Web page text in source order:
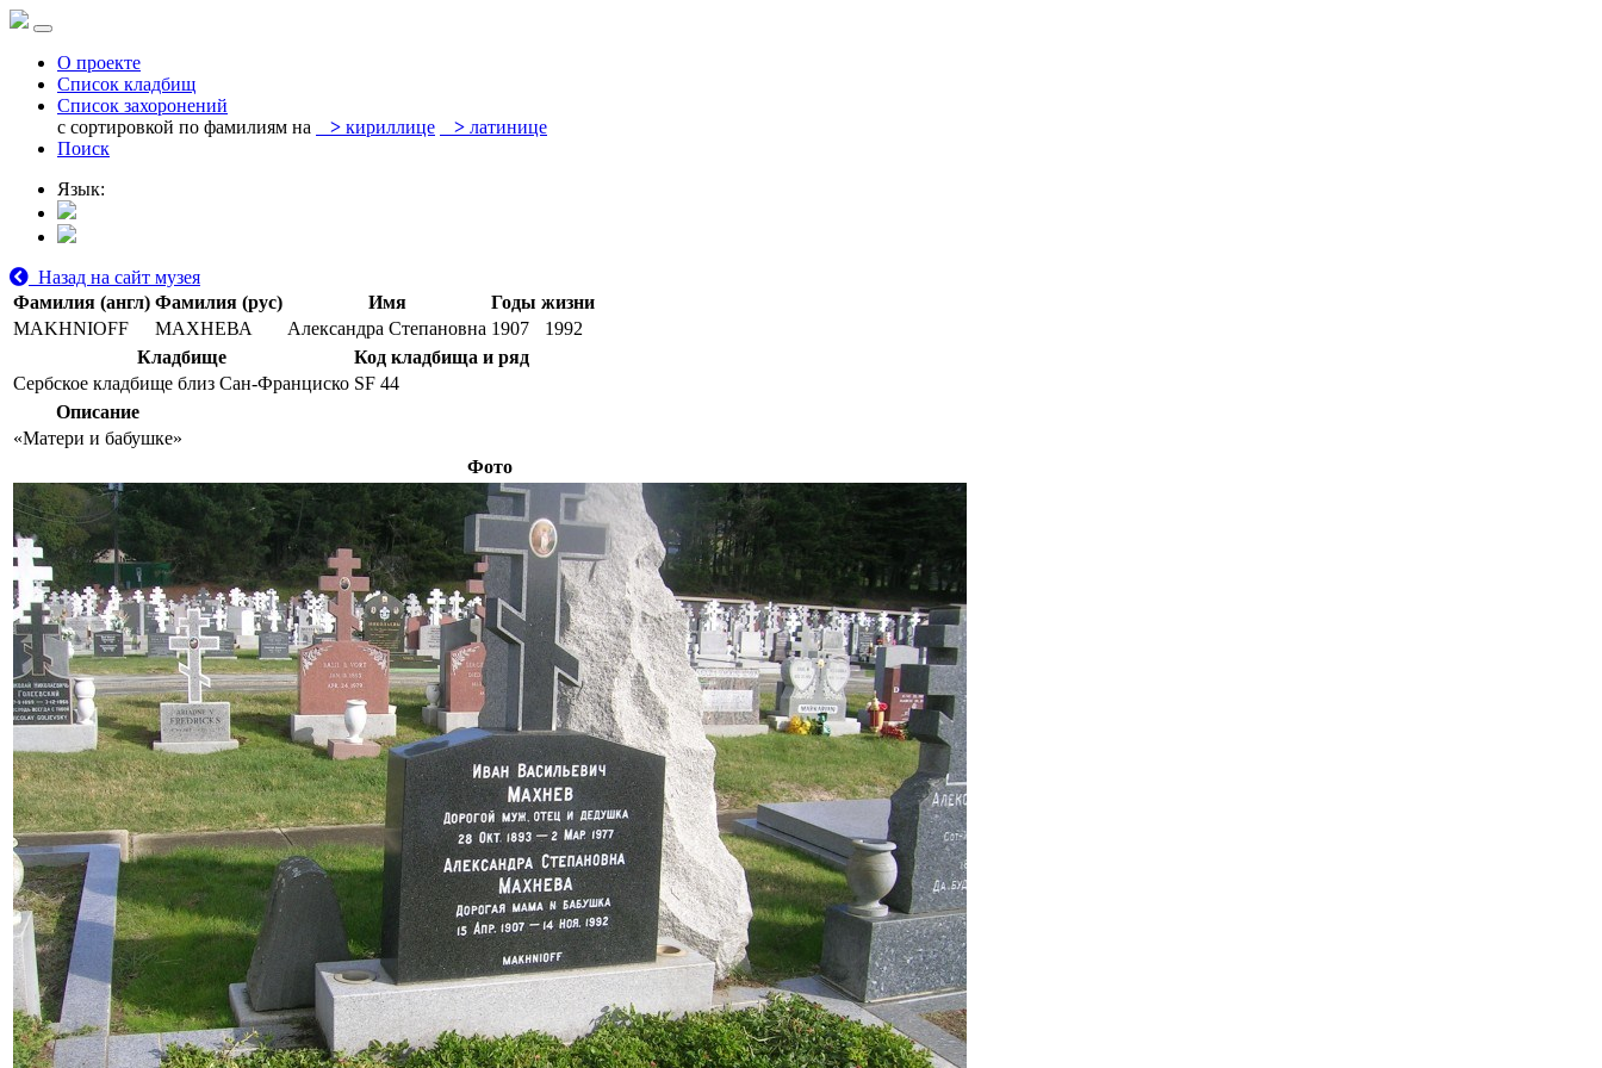
О проекте
Список кладбищ
Список захоронений
с сортировкой по фамилиям на
> кириллице > латинице
Поиск
Язык:
Назад на сайт музея
Фамилия (англ) Фамилия (рус) Имя
Годы жизни
MAKHNIOFF
МАХНЕВА Александра Степановна 1907
1992
Кладбище
Код кладбища и ряд
Сербское кладбище близ Сан-Франциско SF 44
Описание
«Матери и бабушке»
Фото